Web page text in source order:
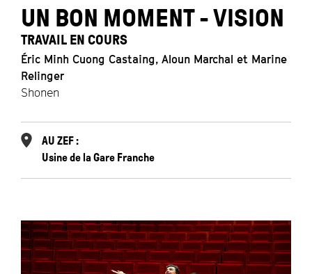
UN BON MOMENT - VISION
TRAVAIL EN COURS
Éric Minh Cuong Castaing, Aloun Marchal et Marine
Relinger
Shonen
AU ZEF :
Usine de la Gare Franche